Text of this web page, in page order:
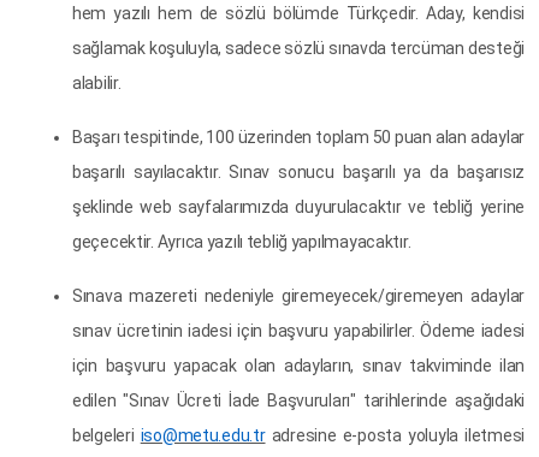
hem yazılı hem de sözlü bölümde Türkçedir. Aday, kendisi
sağlamak koşuluyla, sadece sözlü sınavda tercüman desteği
alabilir.
Başarı tespitinde, 100 üzerinden toplam 50 puan alan adaylar
başarılı sayılacaktır. Sınav sonucu başarılı ya da başarısız
şeklinde web sayfalarımızda duyurulacaktır ve tebliğ yerine
geçecektir. Ayrıca yazılı tebliğ yapılmayacaktır.
Sınava mazereti nedeniyle giremeyecek/giremeyen adaylar
sınav ücretinin iadesi için başvuru yapabilirler. Ödeme iadesi
için başvuru yapacak olan adayların, sınav takviminde ilan
edilen "Sınav Ücreti İade Başvuruları" tarihlerinde aşağıdaki
belgeleri iso@metu.edu.tradresine e-posta yoluyla iletmesi